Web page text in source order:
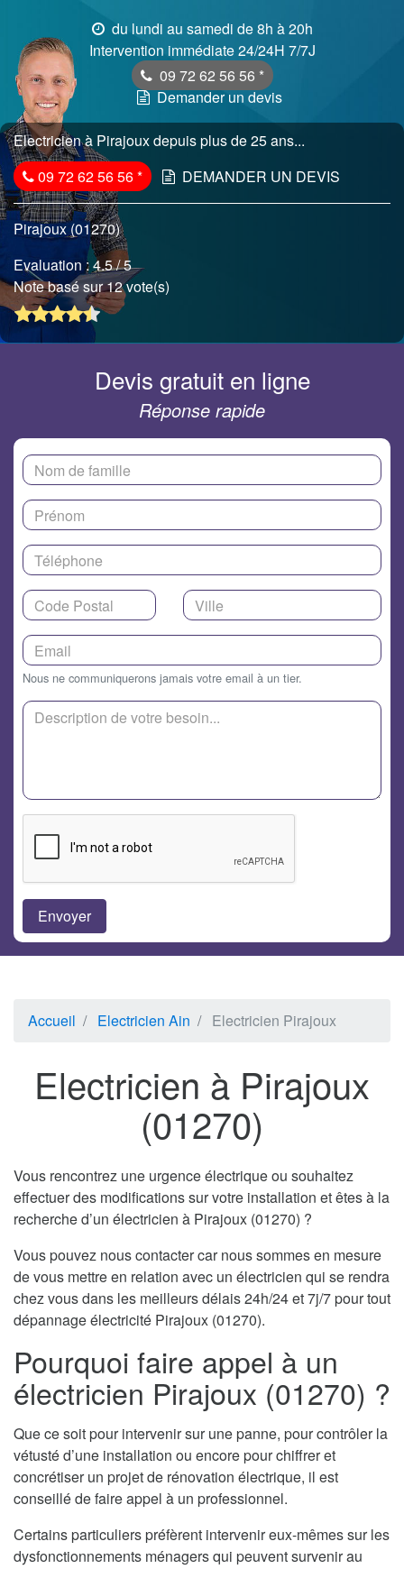
du lundi au samedi de 8h à 20h
Intervention immédiate 24/24H 7/7J
09 72 62 56 56 *
Demander un devis
Electricien à Pirajoux depuis plus de 25 ans...
09 72 62 56 56* DEMANDER UN DEVIS
Pirajoux (01270)
Evaluation :4.5/ 5
Note basé sur 12 vote(s)
Devis gratuit en ligne
Réponse rapide
Nous ne communiquerons jamais votre email à un tier.
Accueil Electricien Ain Electricien Pirajoux
Electricien à Pirajoux
(01270)
Vous rencontrez une urgence électrique ou souhaitez
effectuer des modifications sur votre installation et êtes à la
recherche d’un électricien à Pirajoux (01270) ?
Vous pouvez nous contacter car nous sommes en mesure
de vous mettre en relation avec un électricien qui se rendra
chez vous dans les meilleurs délais 24h/24 et 7j/7 pour tout
dépannage électricité Pirajoux (01270).
Pourquoi faire appel à un
électricien Pirajoux (01270) ?
Que ce soit pour intervenir sur une panne, pour contrôler la
vétusté d’une installation ou encore pour chiffrer et
concrétiser un projet de rénovation électrique, il est
conseillé de faire appel à un professionnel.
Certains particuliers préfèrent intervenir eux-mêmes sur les
dysfonctionnements ménagers qui peuvent survenir au